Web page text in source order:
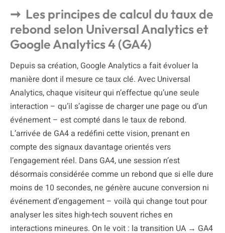
Les principes de calcul du taux de
rebond selon Universal Analytics et
Google Analytics 4 (GA4)
Depuis sa création, Google Analytics a fait évoluer la
manière dont il mesure ce taux clé. Avec Universal
Analytics, chaque visiteur qui n’effectue qu’une seule
interaction – qu’il s’agisse de charger une page ou d’un
événement – est compté dans le taux de rebond.
L’arrivée de GA4 a redéfini cette vision, prenant en
compte des signaux davantage orientés vers
l’engagement réel. Dans GA4, une session n’est
désormais considérée comme un rebond que si elle dure
moins de 10 secondes, ne génère aucune conversion ni
événement d’engagement – voilà qui change tout pour
analyser les sites high-tech souvent riches en
interactions mineures. On le voit : la transition UA → GA4